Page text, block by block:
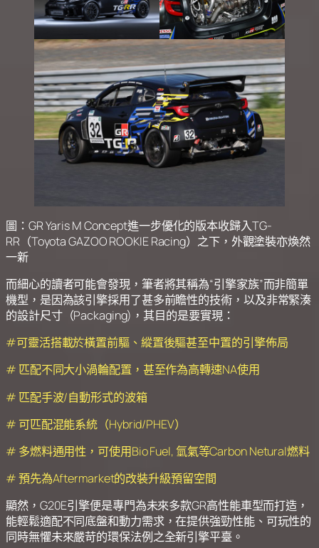
圖：GR Yaris M Concept進一步優化的版本收歸入TG-
RR（Toyota GAZOO ROOKIE Racing）之下，外觀塗裝亦煥然
一新
而細心的讀者可能會發現，筆者將其稱為“引擎家族”而非簡單
機型，是因為該引擎採用了甚多前瞻性的技術，以及非常緊湊
的設計尺寸（Packaging)，其目的是要實現：
#可靈活搭載於橫置前驅、縱置後驅甚至中置的引擎佈局
# 匹配不同大小渦輪配置，甚至作為高轉速NA使用
# 匹配手波/自動形式的波箱
# 可匹配混能系統（Hybrid/PHEV）
# 多燃料通用性，可使用Bio Fuel, 氫氣等Carbon Netural燃料
# 預先為Aftermarket的改裝升級預留空間
顯然，G20E引擎便是專門為未來多款GR高性能車型而打造，
能輕鬆適配不同底盤和動力需求，在提供強勁性能、可玩性的
同時無懼未來嚴苛的環保法例之全新引擎平臺。